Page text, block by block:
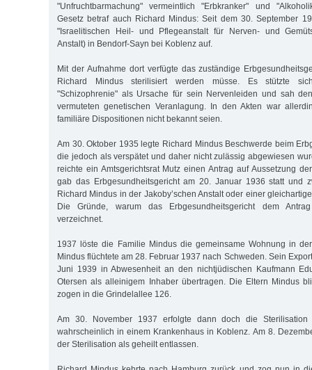
"Unfruchtbarmachung" vermeintlich "Erbkranker" und
Gesetz betraf auch Richard Mindus: Seit dem 30. September
"Israelitischen Heil- und Pflegeanstalt für Nerven- und
Anstalt) in Bendorf-Sayn bei Koblenz auf.
Mit der Aufnahme dort verfügte das zuständige
Richard Mindus sterilisiert werden müsse. Es stützte
"Schizophrenie" als Ursache für sein Nervenleiden und sah
vermuteten genetischen Veranlagung. In den Akten war
familiäre Dispositionen nicht bekannt seien.
Am 30. Oktober 1935 legte Richard Mindus Beschwerde beim
die jedoch als verspätet und daher nicht zulässig abgewiesen
reichte ein Amtsgerichtsrat Mutz einen Antrag auf Aussetzung
gab das Erbgesundheitsgericht am 20. Januar 1936 statt und
Richard Mindus in der Jakoby’schen Anstalt oder einer
Die Gründe, warum das Erbgesundheitsgericht dem
verzeichnet.
1937 löste die Familie Mindus die gemeinsame Wohnung in
Mindus flüchtete am 28. Februar 1937 nach Schweden. Sein
Juni 1939 in Abwesenheit an den nichtjüdischen Kaufmann
Otersen als alleinigem Inhaber übertragen. Die Eltern Mindus
zogen in die Grindelallee 126.
Am 30. November 1937 erfolgte dann doch die Sterilisation
wahrscheinlich in einem Krankenhaus in Koblenz. Am 8.
der Sterilisation als geheilt entlassen.